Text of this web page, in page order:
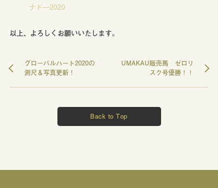
ナド―2020
以上、よろしくお願いいたします。
グローバルハート2020の
測尺＆写真更新！
UMAKAU販売馬 ゼロリ
スク号優勝！！
Back to Top